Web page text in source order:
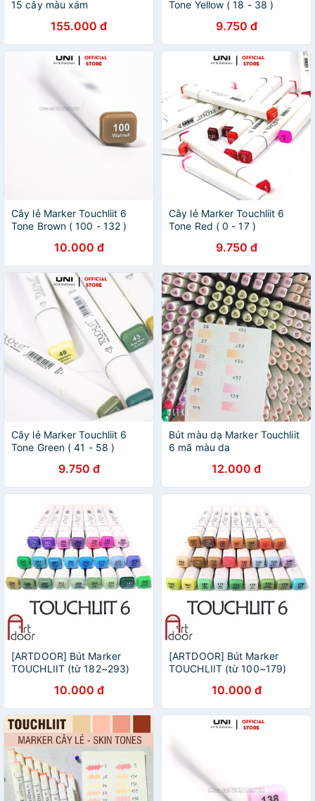
15 cây màu xám
155.000 đ
Tone Yellow ( 18 - 38 )
9.750 đ
Cây lẻ Marker Touchliit 6
Tone Brown ( 100 - 132 )
10.000 đ
Cây lẻ Marker Touchliit 6
Tone Red ( 0 - 17 )
9.750 đ
Cây lẻ Marker Touchliit 6
Tone Green ( 41 - 58 )
9.750 đ
Bút màu dạ Marker Touchliit
6 mã màu da
12.000 đ
[ARTDOOR] Bút Marker
TOUCHLIIT (từ 182~293)
10.000 đ
[ARTDOOR] Bút Marker
TOUCHLIIT (từ 100~179)
10.000 đ